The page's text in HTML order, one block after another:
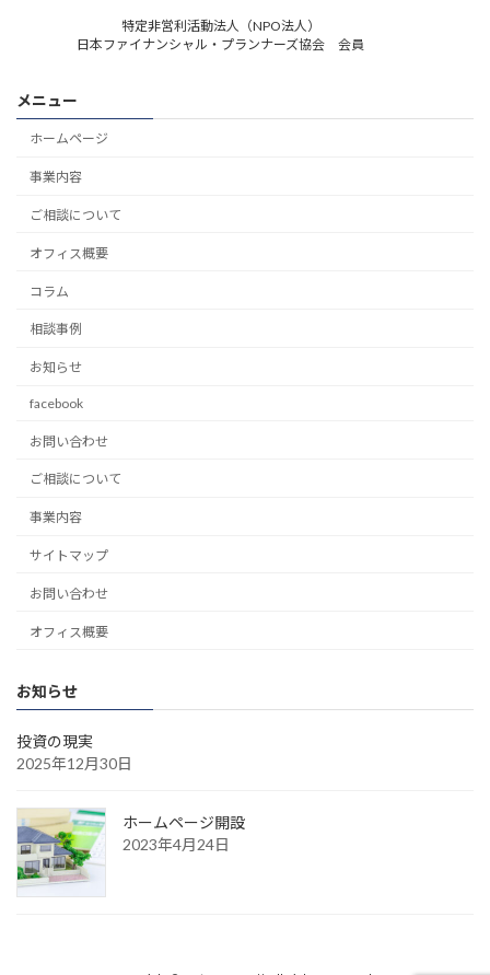
特定非営利活動法人（NPO法人）
日本ファイナンシャル・プランナーズ協会 会員
メニュー
ホームページ
事業内容
ご相談について
オフィス概要
コラム
相談事例
お知らせ
facebook
お問い合わせ
ご相談について
事業内容
サイトマップ
お問い合わせ
オフィス概要
お知らせ
投資の現実
2025年12月30日
ホームページ開設
2023年4月24日